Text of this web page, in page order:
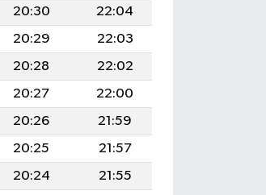
20:30
22:04
20:29
22:03
20:28
22:02
20:27
22:00
20:26
21:59
20:25
21:57
20:24
21:55